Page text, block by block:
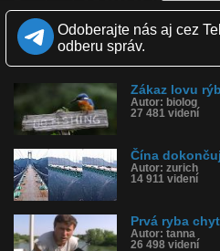
Páči sa: 100% (14 hlasov)
Obľúbené: 1
Komentárov: 11
Dľžka: 0:09
Tagy: kaňon, hlboký kaňon, zákaz
udica
História sledovanosti videa:
Odoberajte nás aj cez
odberu správ.
Zákaz lovu
Autor: biolog
27 481 videní
Čína
Autor: zurich
14 911 videní
Prvá ryba
Autor: tanna
26 498 videní